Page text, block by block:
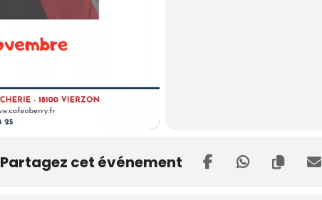
Partagez cet événement